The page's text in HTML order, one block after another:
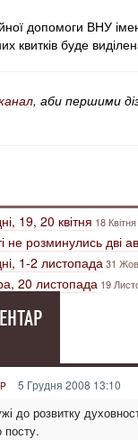
допомоги ВНУ
квитків буде
, аби першими
19, 20 квітня 18
розминулись дві
1-2 листопада31
20 листопада 19
5 Грудня 2008 13:10
до розвитку
посту.